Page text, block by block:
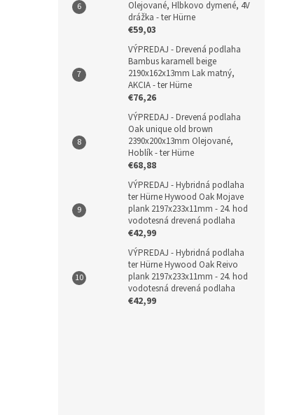
Olejované, Hlbkovo dymené, 4V
drážka - ter Hürne
€59,03
VÝPREDAJ - Drevená podlaha
Bambus karamell beige
2190x162x13mm Lak matný,
AKCIA - ter Hürne
€76,26
VÝPREDAJ - Drevená podlaha
Oak unique old brown
2390x200x13mm Olejované,
Hoblík - ter Hürne
€68,88
VÝPREDAJ - Hybridná podlaha
ter Hürne Hywood Oak Mojave
plank 2197x233x11mm - 24. hod
vodotesná drevená podlaha
€42,99
VÝPREDAJ - Hybridná podlaha
ter Hürne Hywood Oak Reivo
plank 2197x233x11mm - 24. hod
vodotesná drevená podlaha
€42,99